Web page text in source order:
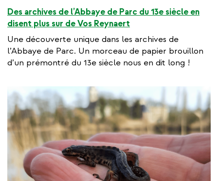
Des archives de l’Abbaye de Parc du 13e siècle en
disent plus sur de Vos Reynaert
Une découverte unique dans les archives de
l’Abbaye de Parc. Un morceau de papier brouillon
d’un prémontré du 13e siècle nous en dit long !